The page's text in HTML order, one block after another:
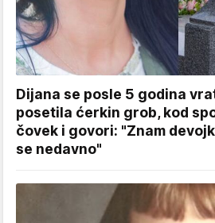
Dijana se posle 5 godina
posetila ćerkin grob, kod
čovek i govori: "Znam
se nedavno"